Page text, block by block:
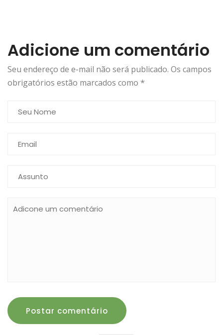
Adicione um comentário
Seu endereço de e-mail não será publicado. Os campos
obrigatórios estão marcados como *
Postar comentário